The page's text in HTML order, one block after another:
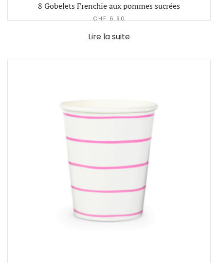
8 Gobelets Frenchie aux pommes sucrées
CHF 6.90
Lire la suite